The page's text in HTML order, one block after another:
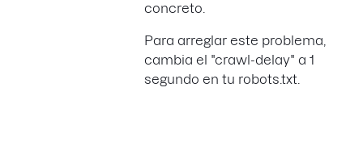
concreto.
Para arreglar este problema,
cambia el "crawl-delay" a 1
segundo en tu robots.txt.